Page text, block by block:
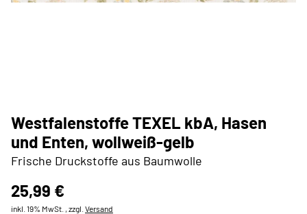
Westfalenstoffe TEXEL kbA, Hasen
und Enten, wollweiß-gelb
Frische Druckstoffe aus Baumwolle
25,99 €
inkl. 19% MwSt. , zzgl. Versand